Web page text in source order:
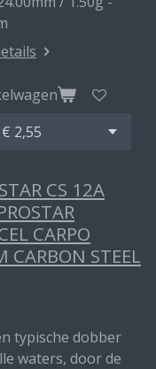
CS 12A
CARPO
CARBON STEEL
typische dobber
waters, door de